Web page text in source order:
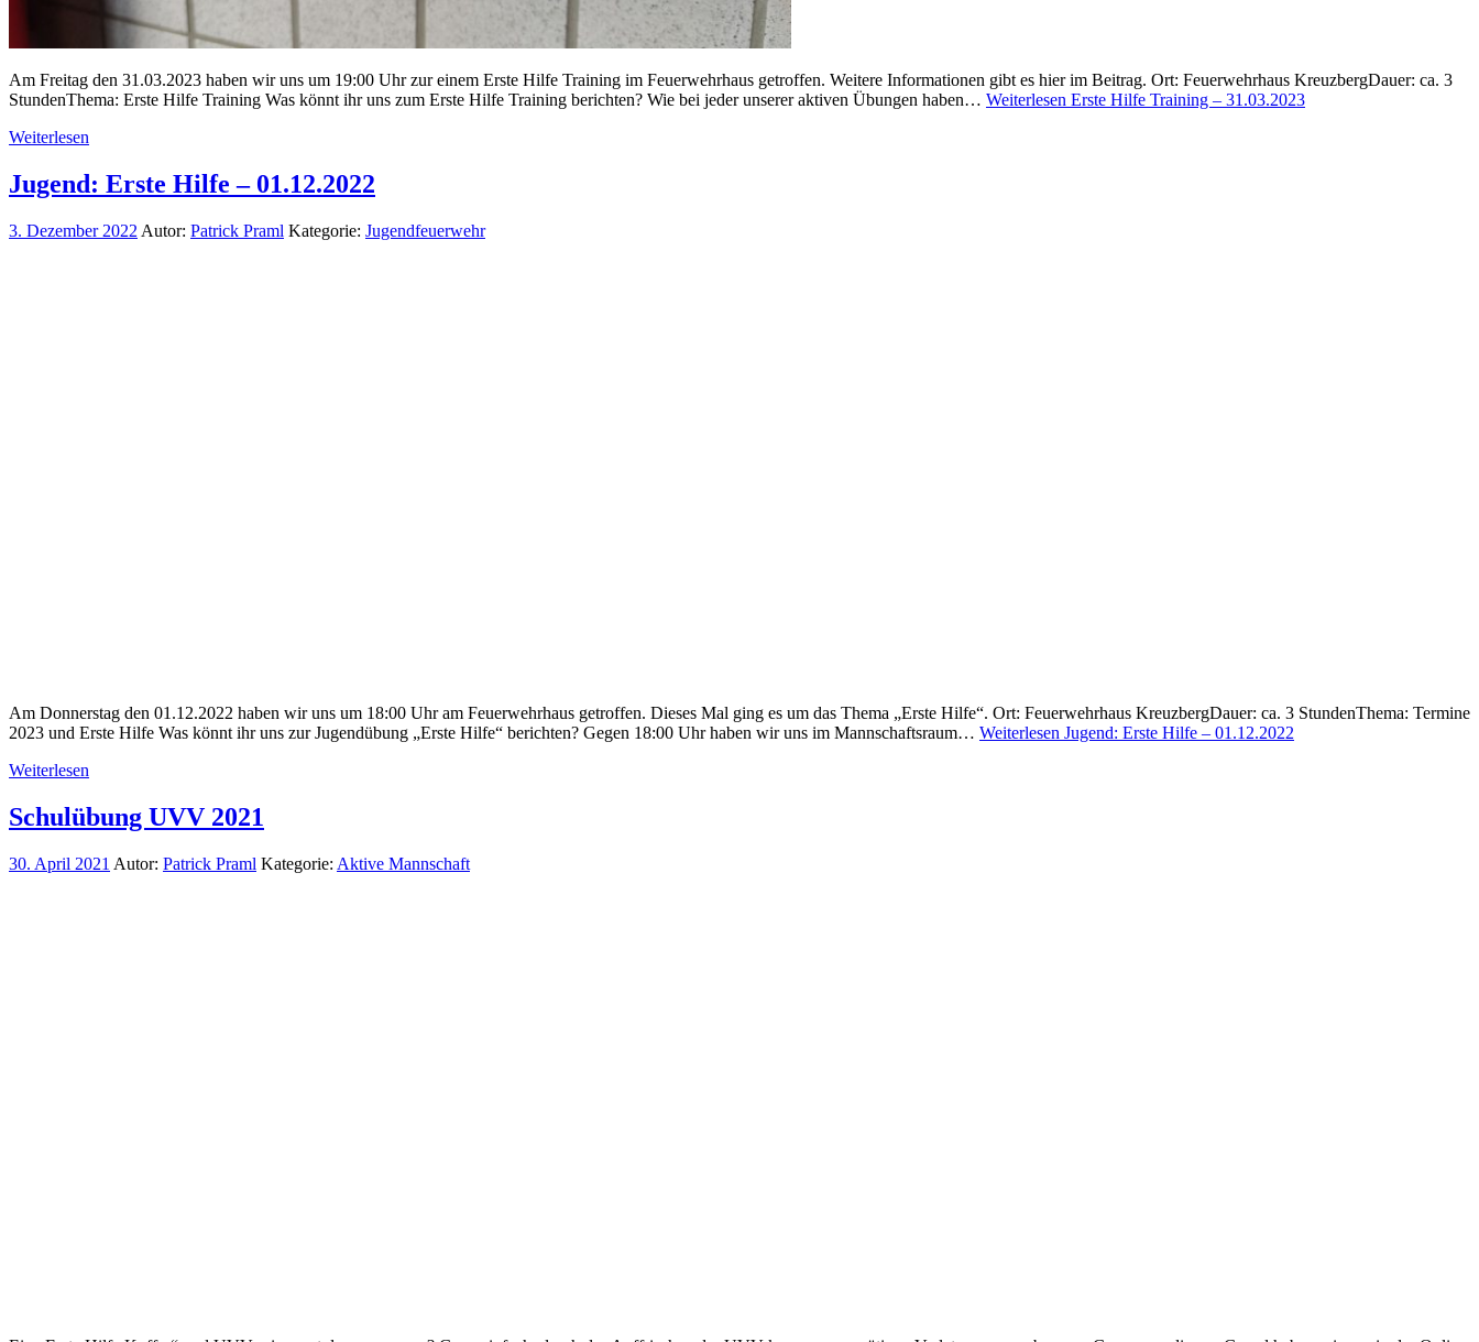
Am Freitag den 31.03.2023 haben wir uns um 19:00 Uhr zur einem Erste Hilfe Training im Feuerwehrhaus getroffen. Weitere Informationen gibt es hier im Beitrag. Ort: Feuerwehrhaus KreuzbergDauer: ca. 3
StundenThema: Erste Hilfe Training Was könnt ihr uns zum Erste Hilfe Training berichten? Wie bei jeder unserer aktiven Übungen haben… Weiterlesen Erste Hilfe Training – 31.03.2023
Weiterlesen
Jugend: Erste Hilfe – 01.12.2022
3. Dezember 2022 Autor: Patrick Praml Kategorie: Jugendfeuerwehr
Am Donnerstag den 01.12.2022 haben wir uns um 18:00 Uhr am Feuerwehrhaus getroffen. Dieses Mal ging es um das Thema „Erste Hilfe“. Ort: Feuerwehrhaus KreuzbergDauer: ca. 3 StundenThema: Termine
2023 und Erste Hilfe Was könnt ihr uns zur Jugendübung „Erste Hilfe“ berichten? Gegen 18:00 Uhr haben wir uns im Mannschaftsraum… Weiterlesen Jugend: Erste Hilfe – 01.12.2022
Weiterlesen
Schulübung UVV 2021
30. April 2021 Autor: Patrick Praml Kategorie: Aktive Mannschaft